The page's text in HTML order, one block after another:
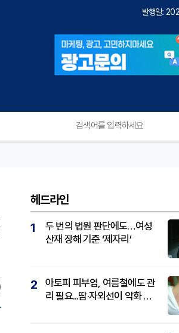
발행일:
헤드라인
1
두 번의 법원 판단에도…여성
산재 장해 기준 ‘제자리’
2
아토피 피부염, 여름철에도 관
리 필요...땀·자외선이 악화 요